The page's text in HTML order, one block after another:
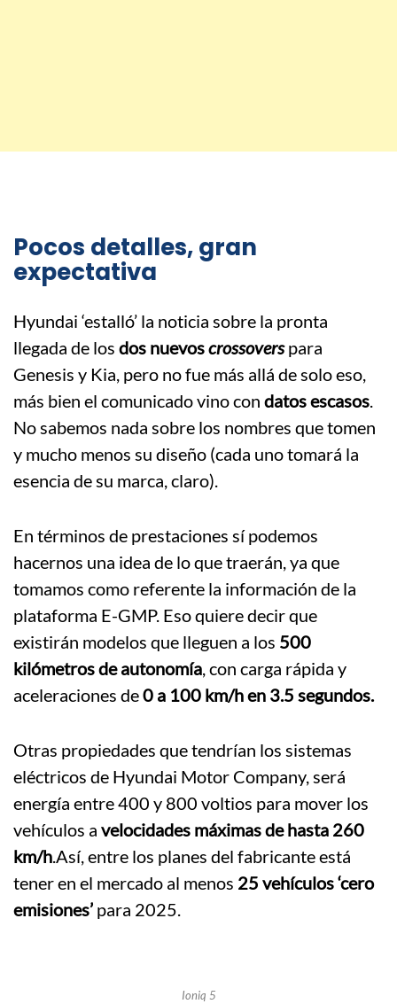
Pocos detalles, gran
expectativa
Hyundai ‘estalló’ la noticia sobre la pronta
llegada de los dos nuevoscrossovers para
Genesis y Kia, pero no fue más allá de solo eso,
más bien el comunicado vino con datos escasos.
No sabemos nada sobre los nombres que tomen
y mucho menos su diseño (cada uno tomará la
esencia de su marca, claro).
En términos de prestaciones sí podemos
hacernos una idea de lo que traerán, ya que
tomamos como referente la información de la
plataforma E-GMP. Eso quiere decir que
existirán modelos que lleguen a los 500
kilómetros de autonomía, con carga rápida y
aceleraciones de0 a 100 km/h en 3.5 segundos.
Otras propiedades que tendrían los sistemas
eléctricos de Hyundai Motor Company, será
energía entre 400 y 800 voltios para mover los
vehículos a velocidades máximas de hasta 260
km/h.Así, entre los planes del fabricante está
tener en el mercado al menos 25 vehículos ‘cero
emisiones’ para 2025.
Ioniq 5